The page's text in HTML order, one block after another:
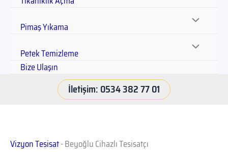
Pimaş Yıkama
Petek Temizleme
Bize Ulaşın
İletişim: 0534 382 77 01
Vizyon Tesisat-Beyoğlu Cihazlı Tesisatçı